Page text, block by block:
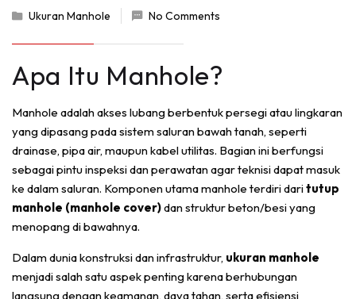
Ukuran Manhole
No Comments
Apa Itu Manhole?
Manhole adalah akses lubang berbentuk persegi atau lingkaran
yang dipasang pada sistem saluran bawah tanah, seperti
drainase, pipa air, maupun kabel utilitas. Bagian ini berfungsi
sebagai pintu inspeksi dan perawatan agar teknisi dapat masuk
ke dalam saluran. Komponen utama manhole terdiri daritutup
manhole (manhole cover)dan struktur beton/besi yang
menopang di bawahnya.
Dalam dunia konstruksi dan infrastruktur, ukuran manhole
menjadi salah satu aspek penting karena berhubungan
langsung dengan keamanan, daya tahan, serta efisiensi